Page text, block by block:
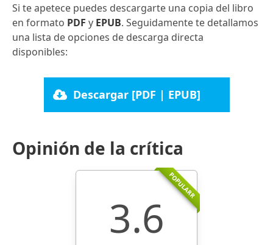
Si te apetece puedes descargarte una copia del libro
en formato PDF y EPUB. Seguidamente te detallamos
una lista de opciones de descarga directa
disponibles:
Descargar [PDF | EPUB]
Opinión de la crítica
POPULARR
3.6